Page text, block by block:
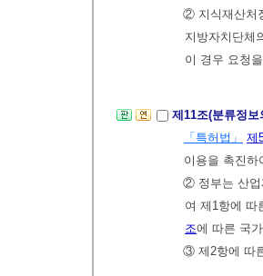
② 지식재산처
지방자치단체
이 경우 요청
제11조(분류정
「특허법」
제
이용을 촉진
② 정부는 산업
여 제1항에
조에 따른 국
③ 제2항에 따